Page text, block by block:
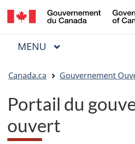
au
à
« Au
à
la
Menu
MENU PRINCIPAL
êtes
ici
Canada.ca Gouvernement
Portail du
ouvert